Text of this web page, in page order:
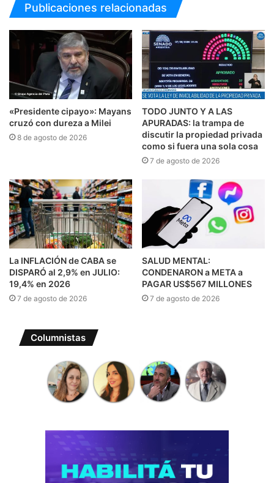
Publicaciones relacionadas
«Presidente cipayo»: Mayans
cruzó con dureza a Milei
8 de agosto de 2026
TODO JUNTO Y A LAS
APURADAS: la trampa de
discutir la propiedad privada
como si fuera una sola cosa
7 de agosto de 2026
La INFLACIÓN de CABA se
DISPARÓ al 2,9% en JULIO:
19,4% en 2026
7 de agosto de 2026
SALUD MENTAL:
CONDENARON a META a
PAGAR US$567 MILLONES
7 de agosto de 2026
Columnistas